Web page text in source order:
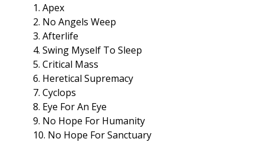
Apex
No Angels Weep
Afterlife
Swing Myself To Sleep
Critical Mass
Heretical Supremacy
Cyclops
Eye For An Eye
No Hope For Humanity
No Hope For Sanctuary